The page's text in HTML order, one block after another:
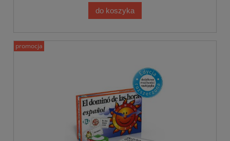
do koszyka
promocja